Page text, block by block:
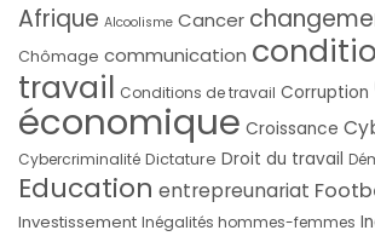
Afrique Alcoolisme Cancer
Chômage communication
travail Conditions de travail Corruption
économique Croissance
Cybercriminalité Dictature Droit du travail
Education entrepreunariat
Investissement Inégalités hommes-femmes